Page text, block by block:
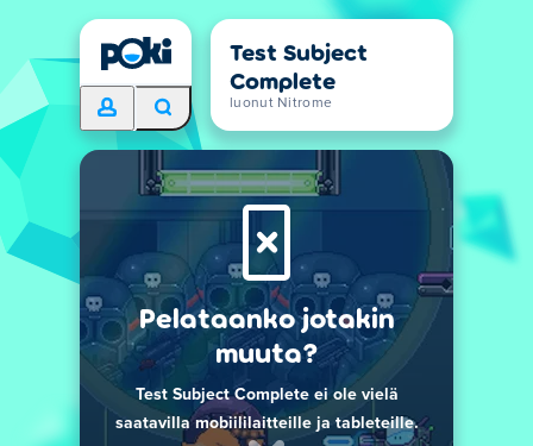
Test Subject
Complete
luonut Nitrome
Pelataanko jotakin
muuta?
Test Subject Complete ei ole vielä
saatavilla mobiililaitteille ja tableteille.